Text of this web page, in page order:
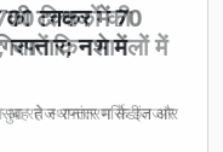
शिक्षकों की
किन मामलों में
आ रहे स्थानांतरण के इंतजार